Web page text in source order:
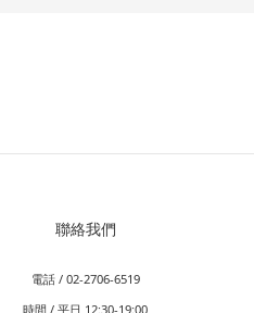
聯絡我們
電話 / 02-2706-6519
時間 / 平日 12:30-19:00